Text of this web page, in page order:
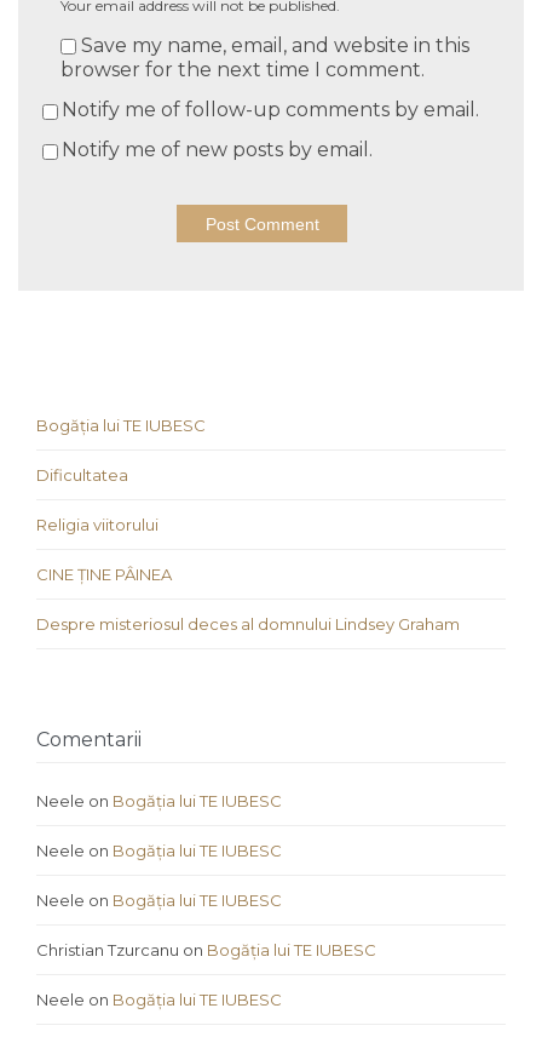
Your email address will not be published.
Save my name, email, and website in this
browser for the next time I comment.
Notify me of follow-up comments by email.
Notify me of new posts by email.
Bogăția lui TE IUBESC
Dificultatea
Religia viitorului
CINE ȚINE PÂINEA
Despre misteriosul deces al domnului Lindsey Graham
Comentarii
Neele on Bogăția lui TE IUBESC
Neele on Bogăția lui TE IUBESC
Neele on Bogăția lui TE IUBESC
Christian Tzurcanu on Bogăția lui TE IUBESC
Neele on Bogăția lui TE IUBESC